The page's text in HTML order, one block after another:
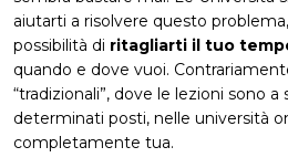
aiutarti a risolvere questo
possibilità di ritagliarti il tuo
quando e dove vuoi.
“tradizionali”, dove le lezioni sono a
determinati posti, nelle università
completamente tua.